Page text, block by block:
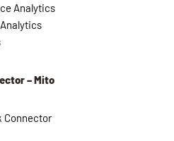
Analytics
– Mito
Connector